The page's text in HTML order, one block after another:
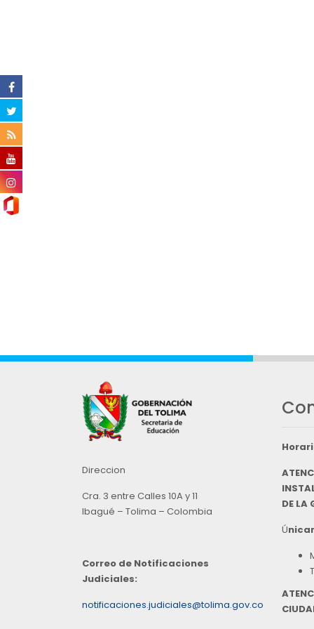
Direccion
Cra. 3 entre Calles 10A y 11
Ibagué – Tolima – Colombia
Correo de Notificaciones
Judiciales:
notificaciones.judiciales@tolima.gov.co
DE LA
Ú